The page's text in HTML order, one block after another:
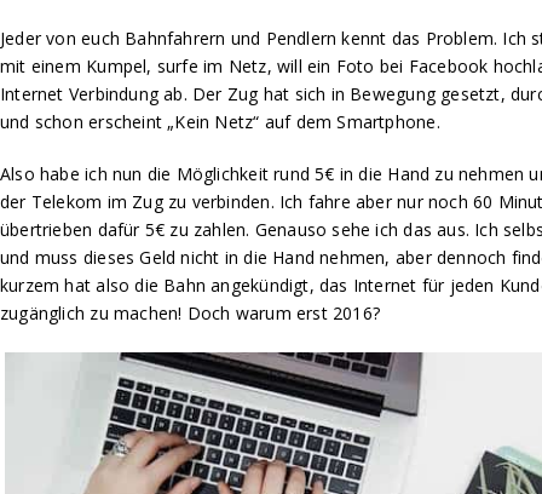
Jeder von euch Bahnfahrern und Pendlern kennt das Problem. Ich
mit einem Kumpel, surfe im Netz, will ein Foto bei Facebook
Internet Verbindung ab. Der Zug hat sich in Bewegung gesetzt,
und schon erscheint „Kein Netz“ auf dem Smartphone.
Also habe ich nun die Möglichkeit rund 5€ in die Hand zu nehmen
der Telekom im Zug zu verbinden. Ich fahre aber nur noch 60
übertrieben dafür 5€ zu zahlen. Genauso sehe ich das aus. Ich
und muss dieses Geld nicht in die Hand nehmen, aber dennoch
kurzem hat also die Bahn angekündigt, das Internet für jeden
zugänglich zu machen! Doch warum erst 2016?